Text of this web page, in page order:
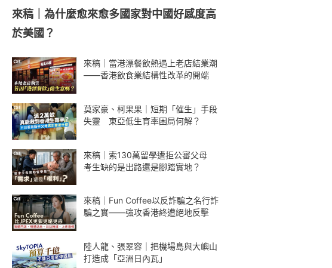
來稿｜為什麼愈來愈多國家對中國好感度高
於美國？
來稿｜當港漂餐飲熱遇上老店結業潮
——香港飲食業結構性改革的開端
莫家豪、柯果果｜短期「催生」手段
失靈 東亞低生育率困局何解？
來稿｜索130萬留學遭拒公審父母
考生缺的是出路還是腳踏實地？
來稿｜Fun Coffee以反詐騙之名行詐
騙之實——強攻香港終遭絕地反擊
陸人龍、張翠容｜把機場島與大嶼山
打造成「亞洲日內瓦」